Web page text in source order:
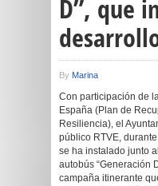
D”, que
By Marina
Con participación de
España (Plan de
Resiliencia), el
público RTVE,
se ha instalado junto
autobús “Generación
campaña itinerante